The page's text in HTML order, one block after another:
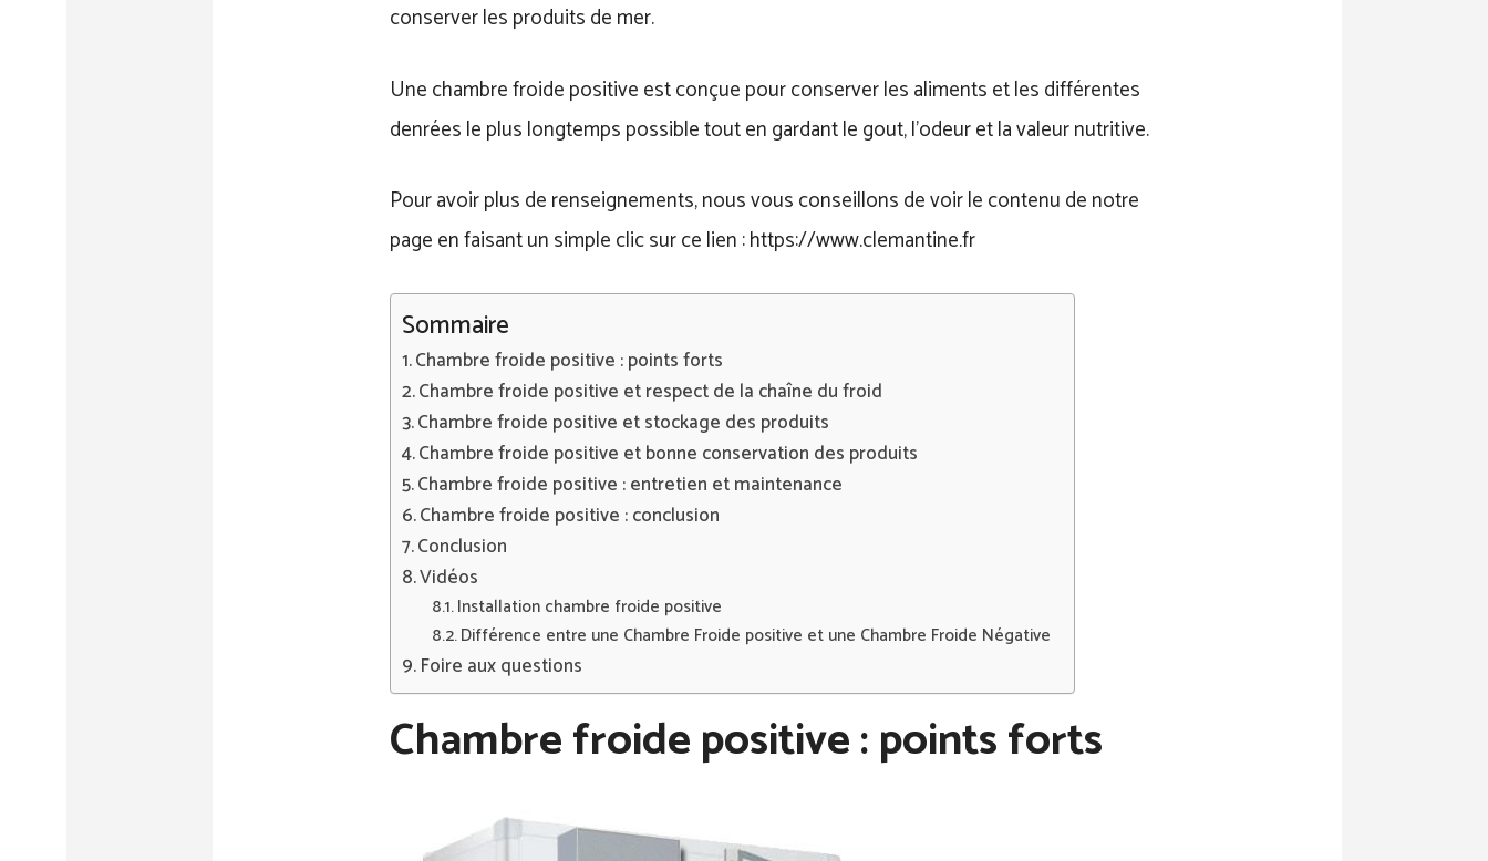
conserver les produits de mer.
Une chambre froide positive est conçue pour conserver les aliments et les différentes
denrées le plus longtemps possible tout en gardant le gout, l’odeur et la valeur nutritive.
Pour avoir plus de renseignements, nous vous conseillons de voir le contenu de notre
page en faisant un simple clic sur ce lien : https://www.clemantine.fr
Sommaire
Chambre froide positive : points forts
Chambre froide positive et respect de la chaîne du froid
Chambre froide positive et stockage des produits
Chambre froide positive et bonne conservation des produits
Chambre froide positive : entretien et maintenance
Chambre froide positive : conclusion
Conclusion
Vidéos
Installation chambre froide positive
Différence entre une Chambre Froide positive et une Chambre Froide Négative
Foire aux questions
Chambre froide positive : points forts